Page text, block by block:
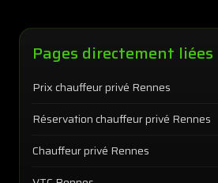
Pages directement liées
Prix chauffeur privé Rennes
Réservation chauffeur privé Rennes
Chauffeur privé Rennes